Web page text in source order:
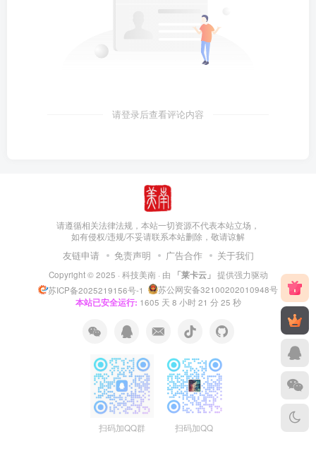
请登录后查看评论内容
请遵循相关法律法规，本站一切资源不代表本站立场，
如有侵权/违规/不妥请联系本站删除，敬请谅解
友链申请 免责声明 广告合作 关于我们
Copyright © 2025 · 科技美南 · 由 「莱卡云」 提供强力驱动
苏ICP备2025219156号-1
苏公网安备32100202010948号
本站已安全运行: 1605 天 8 小时21 分 26 秒
扫码加QQ群 扫码加QQ